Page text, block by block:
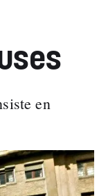
en